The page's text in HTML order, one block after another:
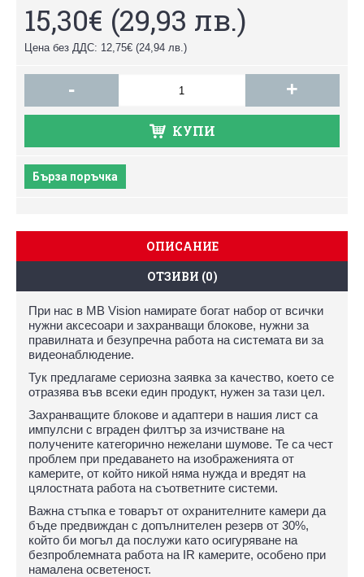
15,30€ (29,93 лв.)
Цена без ДДС: 12,75€ (24,94 лв.)
- +
КУПИ
Бърза поръчка
ОПИСАНИЕ
ОТЗИВИ (0)
При нас в MB Vision намирате богат набор от всички
нужни аксесоари и захранващи блокове, нужни за
правилната и безупречна работа на системата ви за
видеонаблюдение.
Тук предлагаме сериозна заявка за качество, което се
отразява във всеки един продукт, нужен за тази цел.
Захранващите блокове и адаптери в нашия лист са
импулсни с вграден филтър за изчистване на
получените категорично нежелани шумове. Те са чест
проблем при предаването на изображенията от
камерите, от който никой няма нужда и вредят на
цялостната работа на съответните системи.
Важна стъпка е товарът от охранителните камери да
бъде предвиждан с допълнителен резерв от 30%,
който би могъл да послужи като осигуряване на
безпроблемната работа на IR камерите, особено при
намалена осветеност.